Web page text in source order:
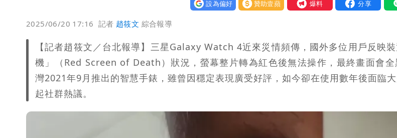
設為偏好 贊助壹蘋 我要爆料
2025/06/20 17:16 記者 趙筱文 綜合報導
【記者趙筱文／台北報導】三星Galaxy Watch 4近來災情頻傳，國外多位用戶反映
機」（Red Screen of Death）狀況，螢幕整片轉為紅色後無法操作，最終畫面會全
灣2021年9月推出的智慧手錶，雖曾因穩定表現廣受好評，如今卻在使用數年後面臨
起社群熱議。